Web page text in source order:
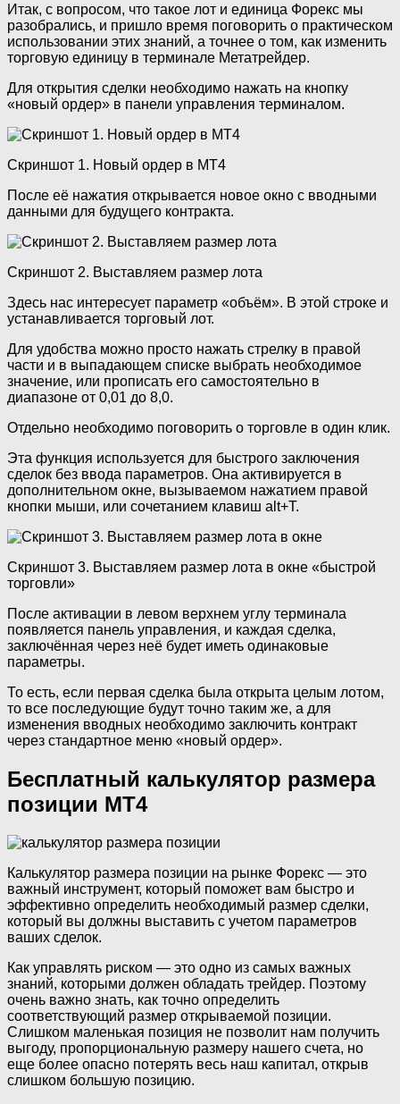
Итак, с вопросом, что такое лот и единица Форекс мы
разобрались, и пришло время поговорить о практическом
использовании этих знаний, а точнее о том, как изменить
торговую единицу в терминале Метатрейдер.
Для открытия сделки необходимо нажать на кнопку
«новый ордер» в панели управления терминалом.
Скриншот 1. Новый ордер в МТ4
После её нажатия открывается новое окно с вводными
данными для будущего контракта.
Скриншот 2. Выставляем размер лота
Здесь нас интересует параметр «объём». В этой строке и
устанавливается торговый лот.
Для удобства можно просто нажать стрелку в правой
части и в выпадающем списке выбрать необходимое
значение, или прописать его самостоятельно в
диапазоне от 0,01 до 8,0.
Отдельно необходимо поговорить о торговле в один клик.
Эта функция используется для быстрого заключения
сделок без ввода параметров. Она активируется в
дополнительном окне, вызываемом нажатием правой
кнопки мыши, или сочетанием клавиш alt+T.
Скриншот 3. Выставляем размер лота в окне «быстрой
торговли»
После активации в левом верхнем углу терминала
появляется панель управления, и каждая сделка,
заключённая через неё будет иметь одинаковые
параметры.
То есть, если первая сделка была открыта целым лотом,
то все последующие будут точно таким же, а для
изменения вводных необходимо заключить контракт
через стандартное меню «новый ордер».
Бесплатный калькулятор размера
позиции MT4
Калькулятор размера позиции на рынке Форекс — это
важный инструмент, который поможет вам быстро и
эффективно определить необходимый размер сделки,
который вы должны выставить с учетом параметров
ваших сделок.
Как управлять риском — это одно из самых важных
знаний, которыми должен обладать трейдер. Поэтому
очень важно знать, как точно определить
соответствующий размер открываемой позиции.
Слишком маленькая позиция не позволит нам получить
выгоду, пропорциональную размеру нашего счета, но
еще более опасно потерять весь наш капитал, открыв
слишком большую позицию.